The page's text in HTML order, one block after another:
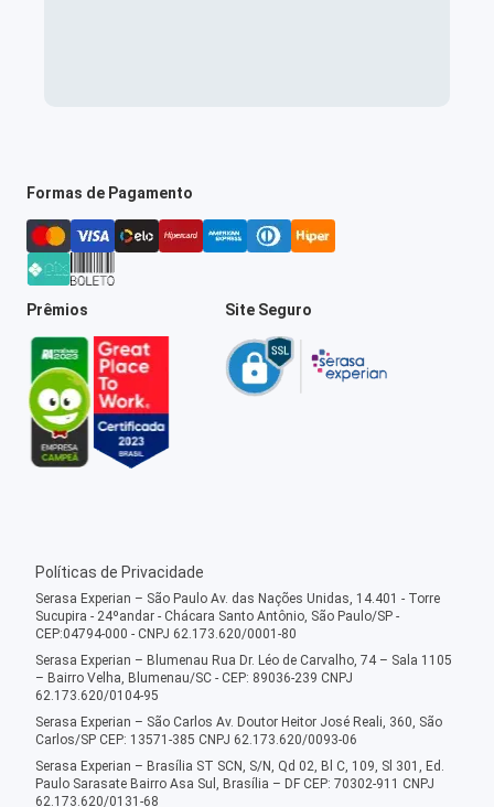
Formas de Pagamento
Prêmios Site Seguro
Políticas de Privacidade
Serasa Experian – São Paulo Av. das Nações Unidas, 14.401 - Torre
Sucupira - 24ºandar - Chácara Santo Antônio, São Paulo/SP -
CEP:04794-000 - CNPJ 62.173.620/0001-80
Serasa Experian – Blumenau Rua Dr. Léo de Carvalho, 74 – Sala 1105
– Bairro Velha, Blumenau/SC - CEP: 89036-239 CNPJ
62.173.620/0104-95
Serasa Experian – São Carlos Av. Doutor Heitor José Reali, 360, São
Carlos/SP CEP: 13571-385 CNPJ 62.173.620/0093-06
Serasa Experian – Brasília ST SCN, S/N, Qd 02, Bl C, 109, Sl 301, Ed.
Paulo Sarasate Bairro Asa Sul, Brasília – DF CEP: 70302-911 CNPJ
62.173.620/0131-68